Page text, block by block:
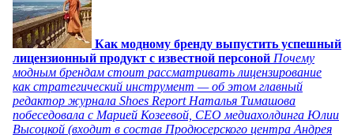
Как модному бренду выпустить успешный
лицензионный продукт с известной персоной Почему
модным брендам стоит рассматривать лицензирование
как стратегический инструмент — об этом главный
редактор журнала Shoes Report Наталья Тимашова
побеседовала с Марией Козеевой, СЕО медиахолдинга Юлии
Высоцкой (входит в состав Продюсерского центра Андрея